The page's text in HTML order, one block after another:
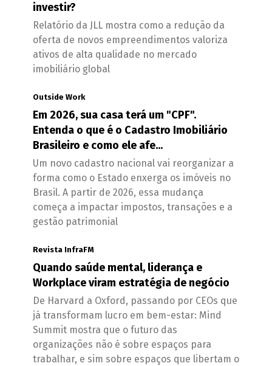
investir?
Relatório da JLL mostra como a redução da
oferta de novos empreendimentos valoriza
ativos de alta qualidade no mercado
imobiliário global
Outside Work
Em 2026, sua casa terá um "CPF".
Entenda o que é o Cadastro Imobiliário
Brasileiro e como ele afe...
Um novo cadastro nacional vai reorganizar a
forma como o Estado enxerga os imóveis no
Brasil. A partir de 2026, essa mudança
começa a impactar impostos, transações e a
gestão patrimonial
Revista InfraFM
Quando saúde mental, liderança e
Workplace viram estratégia de negócio
De Harvard a Oxford, passando por CEOs que
já transformam lucro em bem-estar: Mind
Summit mostra que o futuro das
organizações não é sobre espaços para
trabalhar, e sim sobre espaços que libertam o